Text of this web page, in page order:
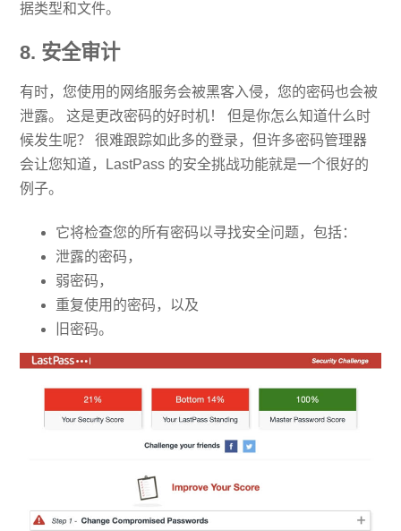
据类型和文件。
8. 安全审计
有时，您使用的网络服务会被黑客入侵，您的密码也会被
泄露。 这是更改密码的好时机！ 但是你怎么知道什么时
候发生呢？ 很难跟踪如此多的登录，但许多密码管理器
会让您知道，LastPass 的安全挑战功能就是一个很好的
例子。
它将检查您的所有密码以寻找安全问题，包括：
泄露的密码，
弱密码，
重复使用的密码，以及
旧密码。